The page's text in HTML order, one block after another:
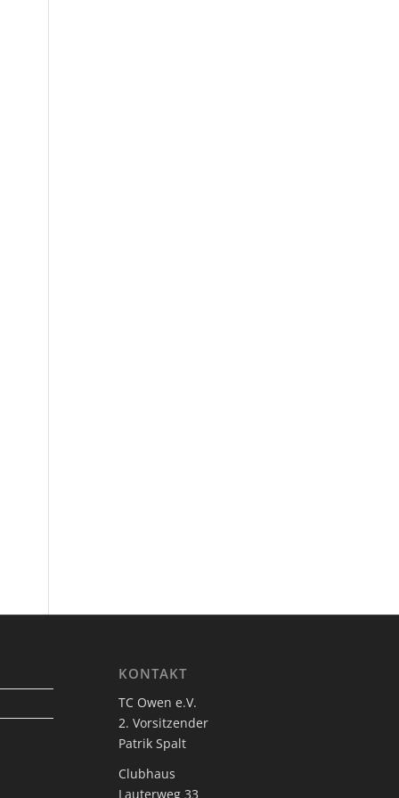
KONTAKT
TC Owen e.V.
2. Vorsitzender
Patrik Spalt
Clubhaus
Lauterweg 33